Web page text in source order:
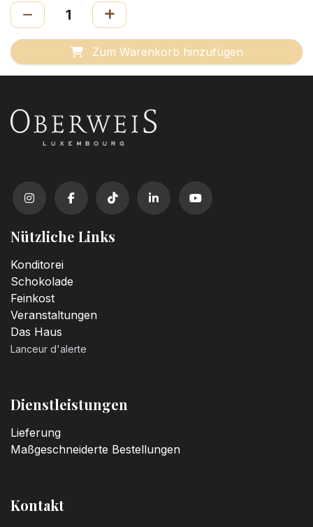
Zum Warenkorb hinzufügen
Nützliche Links
Konditorei
Schokolade
Feinkost
Veranstaltungen
Das Haus
Lanceur d'alerte
Dienstleistungen
Lieferung
Maßgeschneiderte Bestellungen
Kontakt